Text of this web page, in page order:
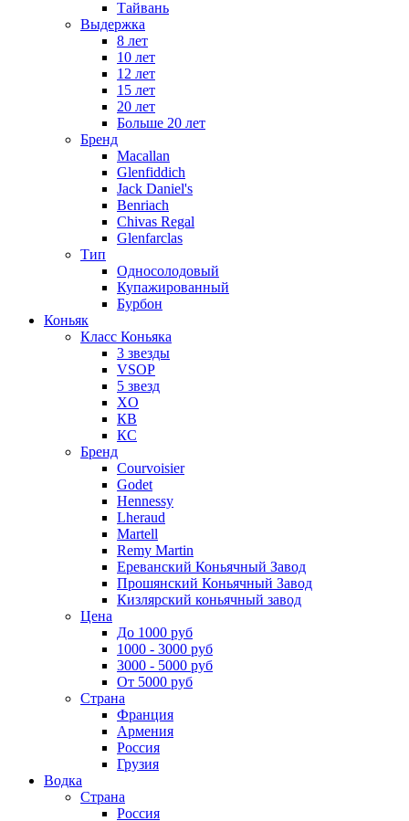
Тайвань
Выдержка
8 лет
10 лет
12 лет
15 лет
20 лет
Больше 20 лет
Бренд
Macallan
Glenfiddich
Jack Daniel's
Benriach
Chivas Regal
Glenfarclas
Тип
Односолодовый
Купажированный
Бурбон
Коньяк
Класс Коньяка
3 звезды
VSOP
5 звезд
XO
КВ
КС
Бренд
Courvoisier
Godet
Hennessy
Lheraud
Martell
Remy Martin
Ереванский Коньячный Завод
Прошянский Коньячный Завод
Кизлярский коньячный завод
Цена
До 1000 руб
1000 - 3000 руб
3000 - 5000 руб
От 5000 руб
Страна
Франция
Армения
Россия
Грузия
Водка
Страна
Россия